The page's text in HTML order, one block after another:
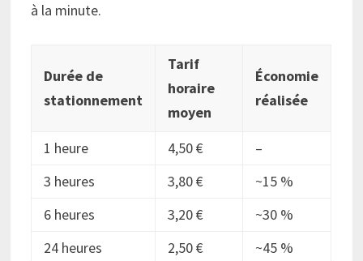
à la minute.
Durée de
stationnement
Tarif
horaire
moyen
Économie
réalisée
1 heure 4,50 €
–
3 heures
3,80 €
~15 %
6 heures
3,20 €
~30 %
24 heures
2,50 € ~45 %